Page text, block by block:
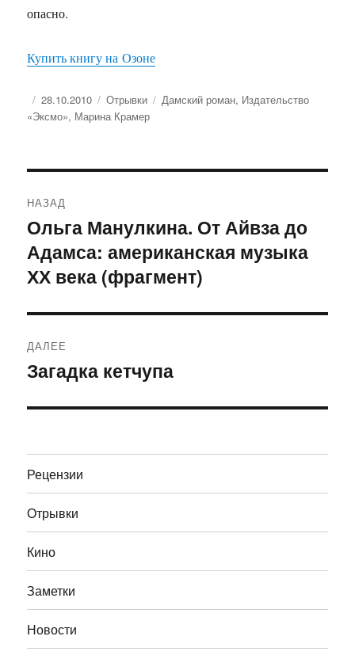
опасно.
Купить книгу на Озоне
Опубликовано
28.10.2010 Рубрики
Отрывки Метки
Дамский роман, Издательство
«Эксмо», Марина Крамер
по
записям
НАЗАД
Предыдущая
запись:
Ольга Манулкина. От Айвза до
Адамса: американская музыка
ХХ века (фрагмент)
ДАЛЕЕ
Следующая
Загадка кетчупа
Рецензии
Отрывки
Кино
Заметки
Новости